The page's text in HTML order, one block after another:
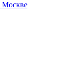
Москве